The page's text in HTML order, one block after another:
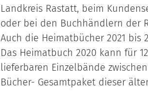
Landkreis Rastatt, beim
oder bei den Buchhändlern der
Auch die Heimatbücher 2021 bis
Das Heimatbuch 2020 kann für
lieferbaren Einzelbände
Bücher- Gesamtpaket dieser